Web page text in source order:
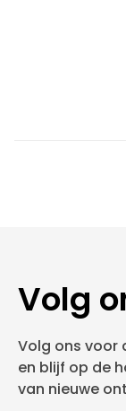
Volg
Volg ons voor
en blijf op de
van nieuwe